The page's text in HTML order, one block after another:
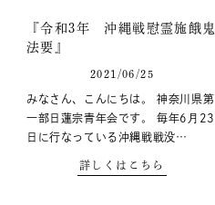
『令和3年 沖縄戦慰霊施餓鬼
法要』
2021/06/25
みなさん、こんにちは。 神奈川県第
一部日蓮宗青年会です。 毎年6月23
日に行なっている沖縄戦戦没…
詳しくはこちら